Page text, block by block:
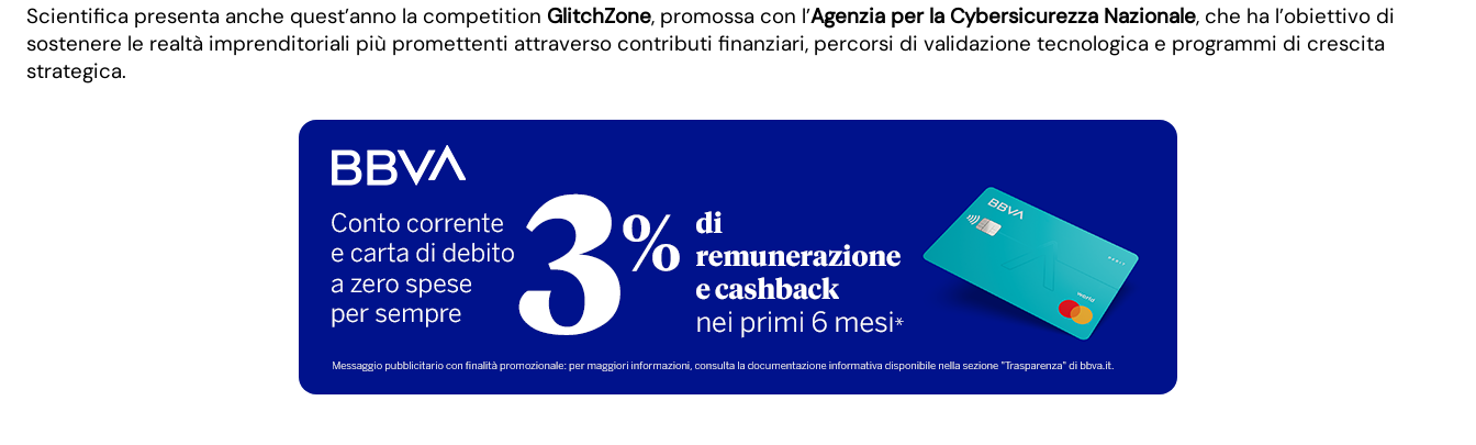
Scientifica presenta anche quest’anno la competition GlitchZone, promossa con l’Agenzia per la Cybersicurezza Nazionale, che ha l’obiettivo di
sostenere le realtà imprenditoriali più promettenti attraverso contributi finanziari, percorsi di validazione tecnologica e programmi di crescita
strategica.